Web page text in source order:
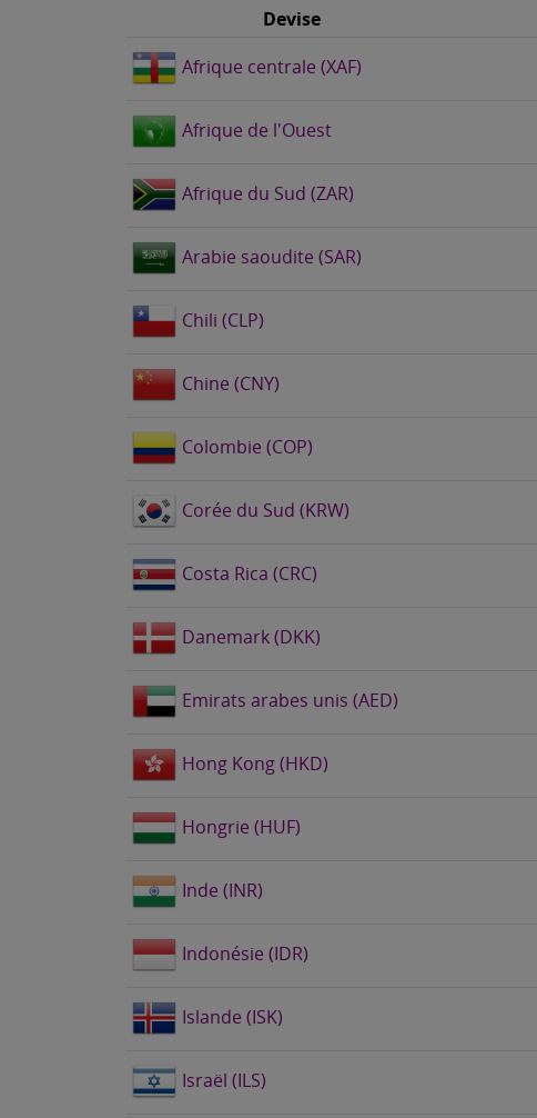
Devise
Afrique centrale (XAF)
Afrique de l'Ouest
Afrique du Sud (ZAR)
Arabie saoudite (SAR)
Chili (CLP)
Chine (CNY)
Colombie (COP)
Corée du Sud (KRW)
Costa Rica (CRC)
Danemark (DKK)
Emirats arabes unis (AED)
Hong Kong (HKD)
Hongrie (HUF)
Inde (INR)
Indonésie (IDR)
Islande (ISK)
Israël (ILS)